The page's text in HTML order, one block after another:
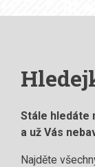
Stále hledáte
a už Vás
Najděte